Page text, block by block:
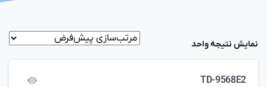
نمایش نتیجه واحد
TD-9568E2